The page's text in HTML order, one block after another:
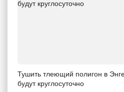
Тушить тлеющий полигон в
будут круглосуточно